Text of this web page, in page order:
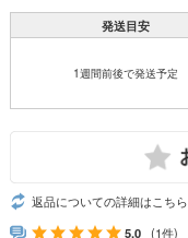
発送目安
1週間前後で発送予定
返品についての詳細はこちら
5.0 (1件)